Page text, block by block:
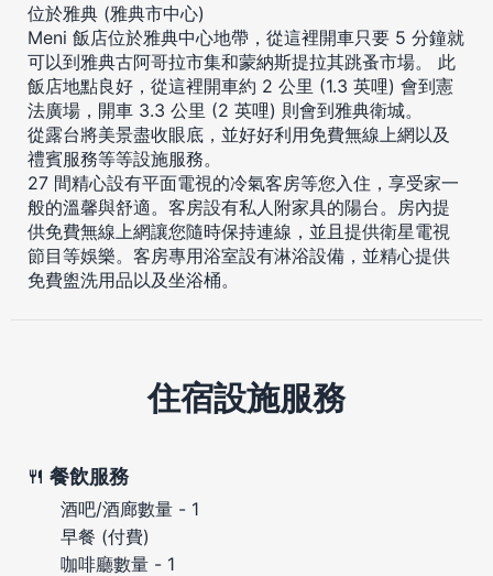
位於雅典 (雅典市中心)
Meni 飯店位於雅典中心地帶，從這裡開車只要 5 分鐘就
可以到雅典古阿哥拉市集和蒙納斯提拉其跳蚤市場。 此
飯店地點良好，從這裡開車約 2 公里 (1.3 英哩) 會到憲
法廣場，開車 3.3 公里 (2 英哩) 則會到雅典衛城。
從露台將美景盡收眼底，並好好利用免費無線上網以及
禮賓服務等等設施服務。
27 間精心設有平面電視的冷氣客房等您入住，享受家一
般的溫馨與舒適。客房設有私人附家具的陽台。房內提
供免費無線上網讓您隨時保持連線，並且提供衛星電視
節目等娛樂。客房專用浴室設有淋浴設備，並精心提供
免費盥洗用品以及坐浴桶。
住宿設施服務
餐飲服務
酒吧/酒廊數量 - 1
早餐 (付費)
咖啡廳數量 - 1